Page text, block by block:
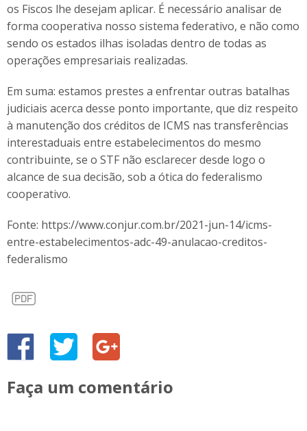
os Fiscos lhe desejam aplicar. É necessário analisar de
forma cooperativa nosso sistema federativo, e não como
sendo os estados ilhas isoladas dentro de todas as
operações empresariais realizadas.
Em suma: estamos prestes a enfrentar outras batalhas
judiciais acerca desse ponto importante, que diz respeito
à manutenção dos créditos de ICMS nas transferências
interestaduais entre estabelecimentos do mesmo
contribuinte, se o STF não esclarecer desde logo o
alcance de sua decisão, sob a ótica do federalismo
cooperativo.
Fonte: https://www.conjur.com.br/2021-jun-14/icms-
entre-estabelecimentos-adc-49-anulacao-creditos-
federalismo
Faça um comentário